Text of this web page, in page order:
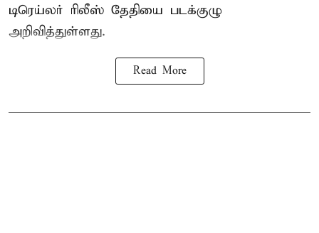
டிரெய்லர் ரிலீஸ் தேதியை படக்குழு
அறிவித்துள்ளது.
Read More